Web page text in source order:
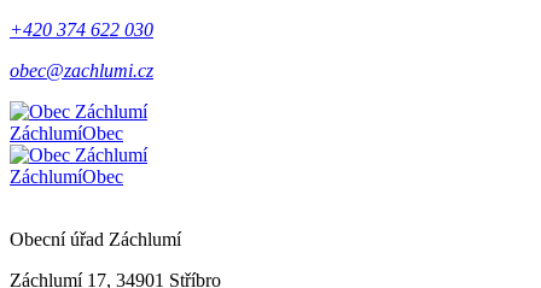
+420 374 622 030
obec@zachlumi.cz
ZáchlumíObec
ZáchlumíObec
Obecní úřad Záchlumí
Záchlumí 17, 34901 Stříbro